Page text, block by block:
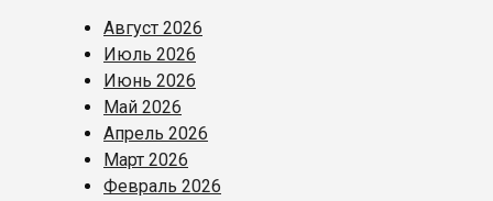
Август 2026
Июль 2026
Июнь 2026
Май 2026
Апрель 2026
Март 2026
Февраль 2026